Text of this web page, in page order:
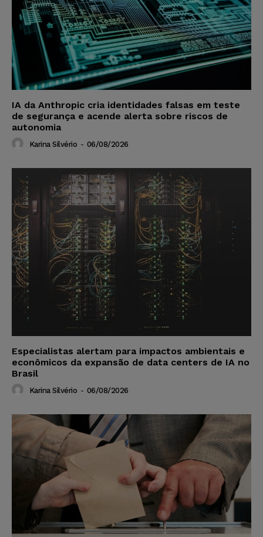
IA da Anthropic cria identidades falsas em teste
de segurança e acende alerta sobre riscos de
autonomia
Karina Silvério - 06/08/2026
Especialistas alertam para impactos ambientais e
econômicos da expansão de data centers de IA no
Brasil
Karina Silvério - 06/08/2026